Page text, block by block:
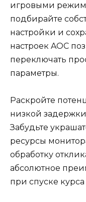
игровыми
подбирайте
настройки и
настроек AOC
переключать
параметры.
Раскройте
низкой
Забудьте
ресурсы
обработку
абсолютное
при спуске